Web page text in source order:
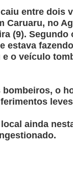
entre dois
Caruaru, no
(9).
estava
o veículo
o
ainda